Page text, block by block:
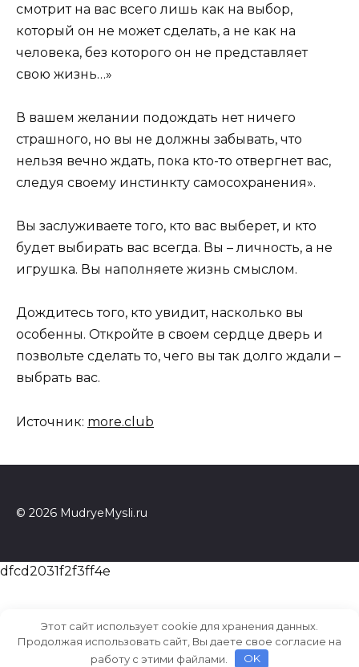
смотрит на вас всего лишь как на выбор,
который он не может сделать, а не как на
человека, без которого он не представляет
свою жизнь…»
В вашем желании подождать нет ничего
страшного, но вы не должны забывать, что
нельзя вечно ждать, пока кто-то отвергнет вас,
следуя своему инстинкту самосохранения».
Вы заслуживаете того, кто вас выберет, и кто
будет выбирать вас всегда. Вы – личность, а не
игрушка. Вы наполняете жизнь смыслом.
Дождитесь того, кто увидит, насколько вы
особенны. Откройте в своем сердце дверь и
позвольте сделать то, чего вы так долго ждали –
выбрать вас.
Источник: more.club
© 2026 MudryeMysli.ru
dfcd2031f2f3ff4e
Этот сайт использует cookie для хранения данных.
Продолжая использовать сайт, Вы даете свое согласие на
работу с этими файлами.
OK